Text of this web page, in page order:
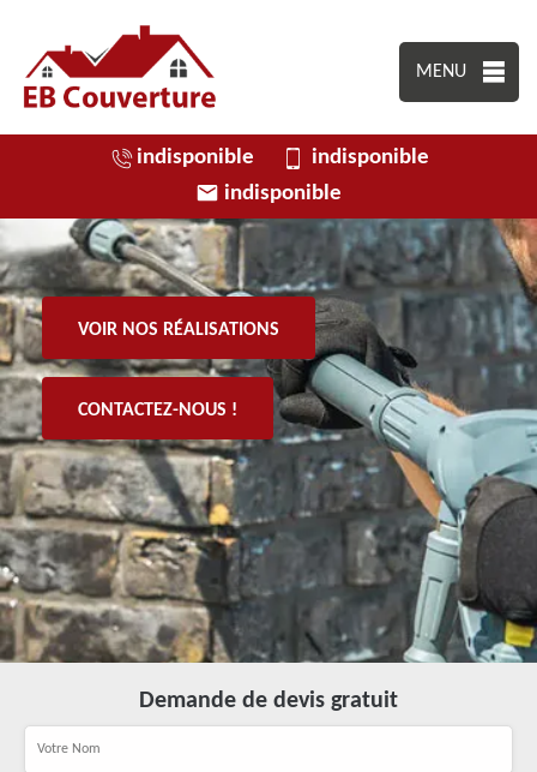
MENU
indisponible
indisponible
indisponible
VOIR NOS RÉALISATIONS
CONTACTEZ-NOUS !
Demande de devis gratuit